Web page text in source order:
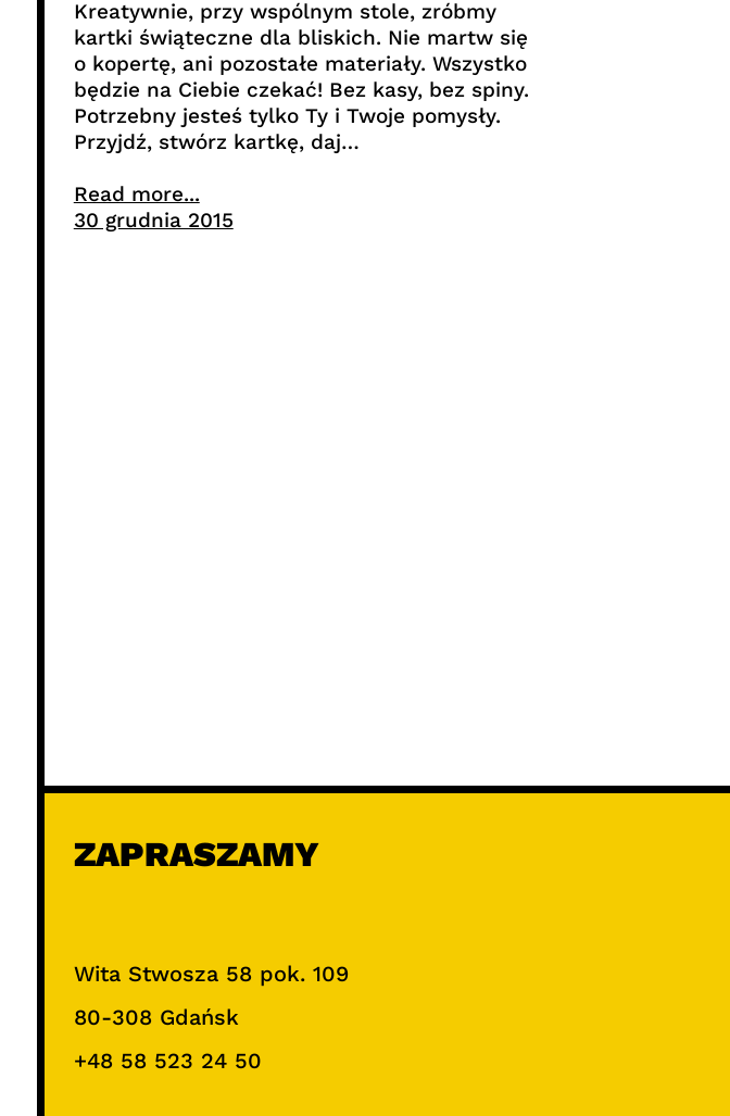
Kreatywnie, przy wspólnym stole, zróbmy
kartki świąteczne dla bliskich. Nie martw się
o kopertę, ani pozostałe materiały. Wszystko
będzie na Ciebie czekać! Bez kasy, bez spiny.
Potrzebny jesteś tylko Ty i Twoje pomysły.
Przyjdź, stwórz kartkę, daj…
Read more...
30 grudnia 2015
ZAPRASZAMY
Wita Stwosza 58 pok. 109
80-308 Gdańsk
+48 58 523 24 50